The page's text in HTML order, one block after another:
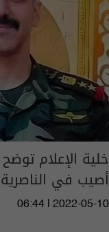
خلية الإعلام
أصيب في الناصرية
06:44 | 2022-05-10